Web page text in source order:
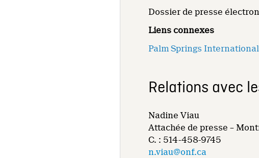
Dossier de presse
Liens connexes
Palm Springs
Relations avec
Nadine Viau
Attachée de presse –
C. : 514-458-9745
n.viau@onf.ca